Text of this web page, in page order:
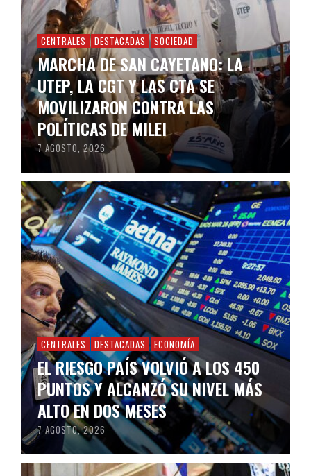
CENTRALES DESTACADAS SOCIEDAD
MARCHA DE SAN CAYETANO: LA
UTEP, LA CGT Y LAS CTA SE
MOVILIZARON CONTRA LAS
POLÍTICAS DE MILEI
7 AGOSTO, 2026
CENTRALES DESTACADAS ECONOMÍA
EL RIESGO PAÍS VOLVIÓ A LOS 450
PUNTOS Y ALCANZÓ SU NIVEL MÁS
ALTO EN DOS MESES
7 AGOSTO, 2026